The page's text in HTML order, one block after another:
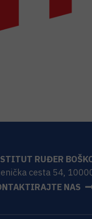
RUĐER
cesta 54,
NAS